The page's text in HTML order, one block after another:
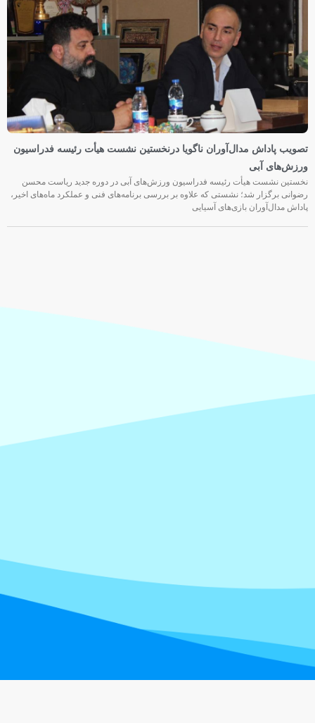
تصویب پاداش مدال‌آوران ناگویا درنخستین نشست هیأت رئیسه فدراسیون
ورزش‌های آبی
نخستین نشست هیأت رئیسه فدراسیون ورزش‌های آبی در دوره جدید ریاست محسن
رضوانی برگزار شد؛ نشستی که علاوه بر بررسی برنامه‌های فنی و عملکرد ماه‌های اخیر،
پاداش مدال‌آوران بازی‌های آسیایی